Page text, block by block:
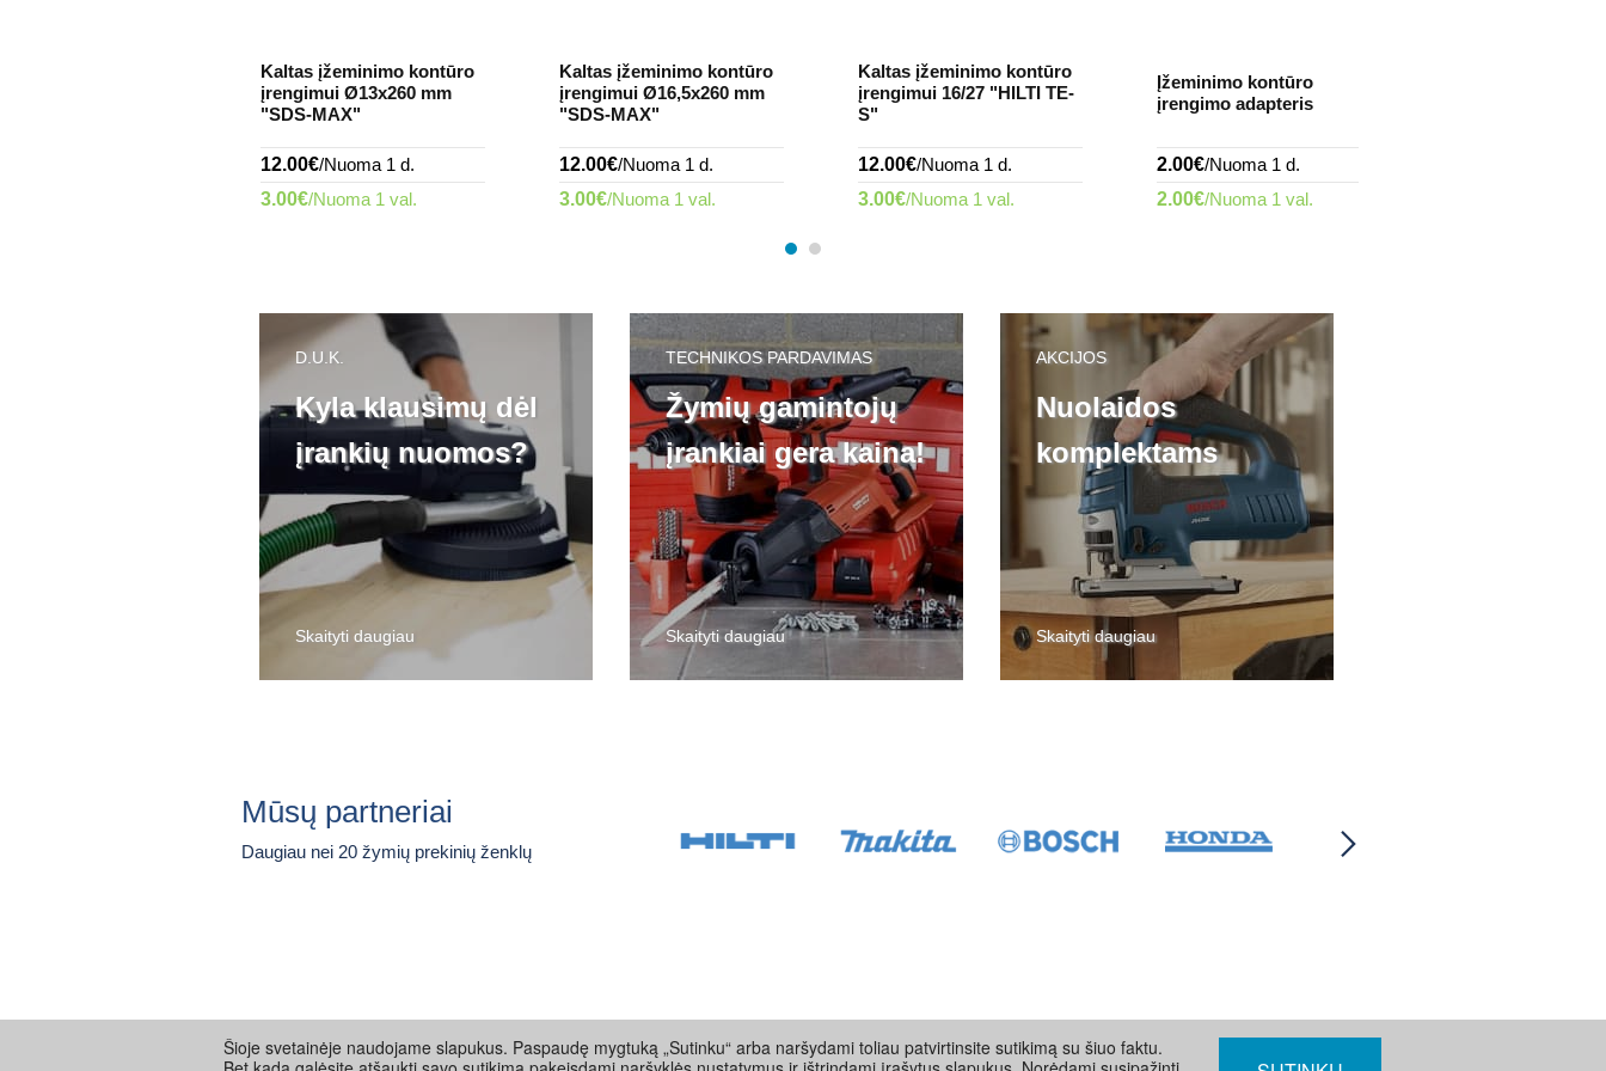
Kaltas įžeminimo kontūro
įrengimui Ø13x260 mm
"SDS-MAX"
12.00€/Nuoma 1 d.
3.00€/Nuoma 1 val.
Kaltas įžeminimo kontūro
įrengimui Ø16,5x260 mm
"SDS-MAX"
12.00€/Nuoma 1 d.
3.00€/Nuoma 1 val.
Kaltas įžeminimo kontūro
įrengimui 16/27 "HILTI TE-
S"
12.00€/Nuoma 1 d.
3.00€/Nuoma 1 val.
Įžeminimo kontūro
įrengimo adapteris
2.00€/Nuoma 1 d.
2.00€/Nuoma 1 val.
D.U.K.
Kyla klausimų dėl
įrankių nuomos?
Skaityti daugiau
TECHNIKOS PARDAVIMAS
Žymių gamintojų
įrankiai gera kaina!
Skaityti daugiau
AKCIJOS
Nuolaidos
komplektams
Skaityti daugiau
Mūsų partneriai
Daugiau nei 20 žymių prekinių ženklų
Šioje svetainėje naudojame slapukus. Paspaudę mygtuką „Sutinku“ arba naršydami toliau patvirtinsite sutikimą su šiuo faktu.